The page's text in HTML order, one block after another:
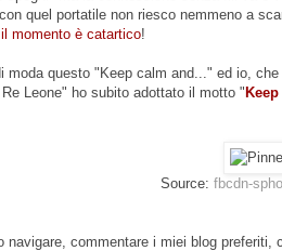
quel portatile non riesco nemmeno a
il momento è catartico!
moda questo "Keep calm and..." ed io,
Leone" ho subito adottato il motto "Keep
Source: fbcdn-
navigare, commentare i miei blog